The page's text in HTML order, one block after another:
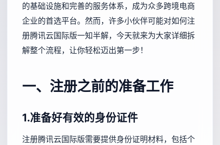
的基础设施和完善的服务体系，成为众多跨境电商
企业的首选平台。然而，许多小伙伴可能对如何注
册腾讯云国际版一知半解，今天就来为大家详细拆
解整个流程，让你轻松迈出第一步！
一、注册之前的准备工作
1.准备好有效的身份证件
注册腾讯云国际版需要提供身份证明材料，包括个